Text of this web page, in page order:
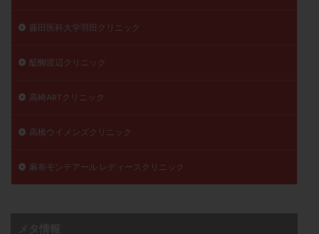
藤田医科大学羽田クリニック
醍醐渡辺クリニック
高崎ARTクリニック
高橋ウイメンズクリニック
麻布モンテアール レディースクリニック